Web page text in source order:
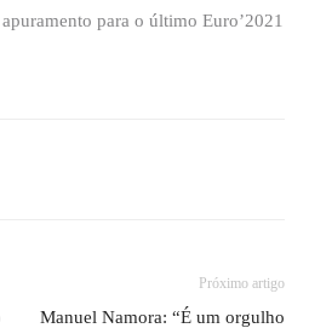
para o último Euro’2021
Próximo artigo
Manuel Namora: “É um orgulho